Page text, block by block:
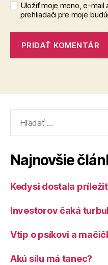
Uložiť moje meno, e-
prehliadači pre moje
Najnovšie
Kedysi dostala
Investorov čaká
Vtip o psíkovi a
Akú silu má tanec?